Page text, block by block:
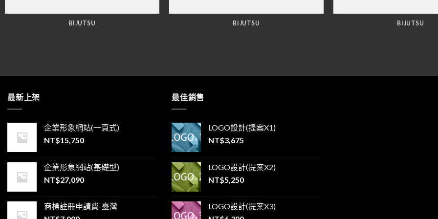
BIJUTSU BIJUTSU BIJUTSU
最新上架
企業形象網站(一頁式)
NT$15,750
企業形象網站(基礎型)
NT$27,090
商標註冊申請費-臺灣
最佳銷售
LOGO設計(提案X1)
NT$3,675
LOGO設計(提案X2)
NT$5,250
LOGO設計(提案X3)